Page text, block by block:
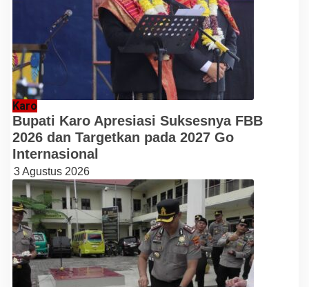
Karo
Bupati Karo Apresiasi Suksesnya FBB
2026 dan Targetkan pada 2027 Go
Internasional
3 Agustus 2026